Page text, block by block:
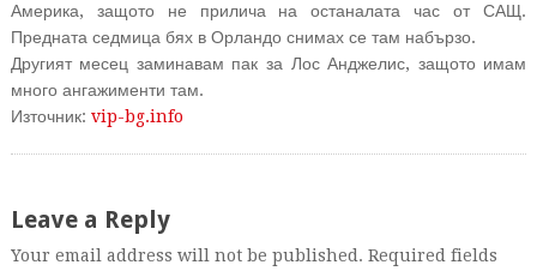
Америка, защото не прилича на останалата час от САЩ.
Предната седмица бях в Орландо снимах се там набързо.
Другият месец заминавам пак за Лос Анджелис, защото имам
много ангажименти там.
Източник: vip-bg.info
Leave a Reply
Your email address will not be published. Required fields